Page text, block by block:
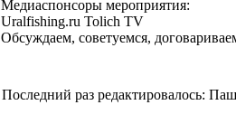
Медиаспонсоры мероприятия:
Uralfishing.ru Tolich TV
Обсуждаем, советуемся,
Последний раз редактировалось: